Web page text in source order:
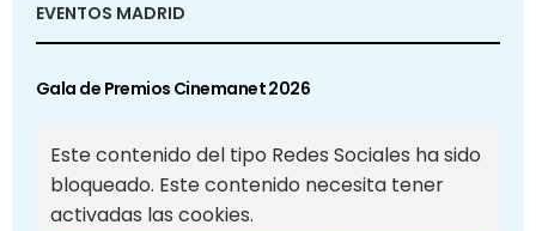
EVENTOS MADRID
Gala de Premios Cinemanet 2026
Este contenido del tipo Redes Sociales ha sido
bloqueado. Este contenido necesita tener
activadas las cookies.